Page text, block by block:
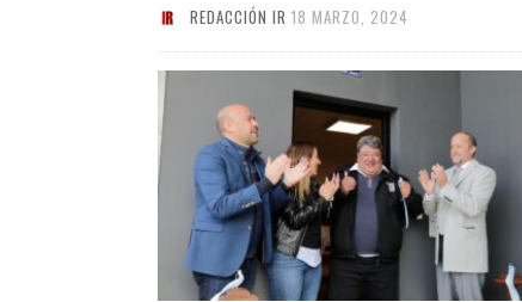
REDACCIÓN IR 18 MARZO, 2024